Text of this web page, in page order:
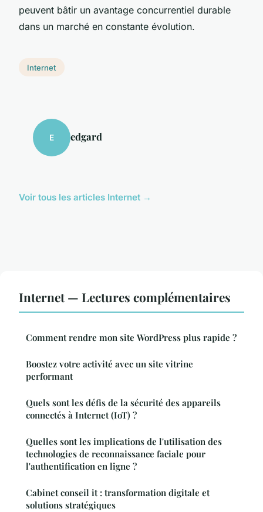
peuvent bâtir un avantage concurrentiel durable
dans un marché en constante évolution.
Internet
E edgard
Voir tous les articles Internet →
Internet — Lectures complémentaires
Comment rendre mon site WordPress plus rapide ?
Boostez votre activité avec un site vitrine
performant
Quels sont les défis de la sécurité des appareils
connectés à Internet (IoT) ?
Quelles sont les implications de l'utilisation des
technologies de reconnaissance faciale pour
l'authentification en ligne ?
Cabinet conseil it : transformation digitale et
solutions stratégiques